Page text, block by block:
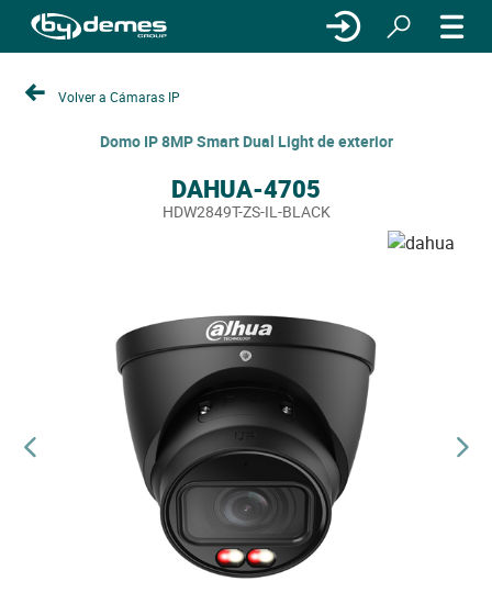
Volver a Cámaras IP
Domo IP 8MP Smart Dual Light de exterior
DAHUA-4705
HDW2849T-ZS-IL-BLACK